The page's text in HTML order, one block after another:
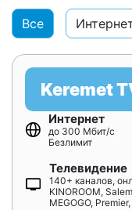
Все
Keremet
Интернет
до 300 Мбит/с
Безлимит
Телевидение
140+ каналов,
KINOROOM,
MEGOGO,